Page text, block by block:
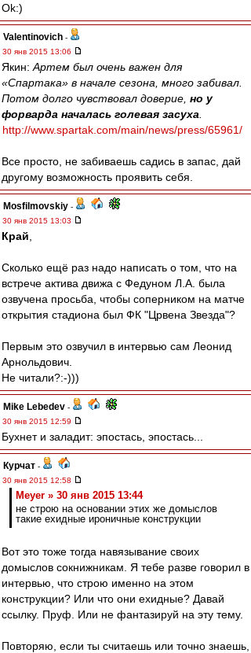
Ok:)
Valentinovich -
30 янв 2015 13:06
Якин: Артем был очень важен для
«Спартака» в начале сезона, много забивал.
Потом долго чувствовал доверие, но у
форварда началась голевая засуха
http://www.spartak.com/main/news/press/65961/
Все просто, не забиваешь садись в запас, дай
другому возможность проявить себя.
Mosfilmovskiy -
30 янв 2015 13:03
Край
Сколько ещё раз надо написать о том, что на
встрече актива движа с Федуном Л.А. была
озвучена просьба, чтобы соперником на матче
открытия стадиона был ФК "Црвена Звезда"?
Первым это озвучил в интервью сам Леонид
Арнольдович.
Не читали?:-)))
Mike Lebedev -
30 янв 2015 12:59
Бухнет и заладит: эпостась, эпостась...
Курчат -
30 янв 2015 12:58
Meyer » 30 янв 2015 13:44
не строю на основании этих же домыслов
такие ехидные ироничные конструкции
Вот это тоже тогда навязывание своих
домыслов сокнижникам. Я тебе разве говорил в
интервью, что строю именно на этом
конструкции? Или что они ехидные? Давай
ссылку. Пруф. Или не фантазируй на эту тему.
Повторяю, если ты считаешь или точно знаешь,